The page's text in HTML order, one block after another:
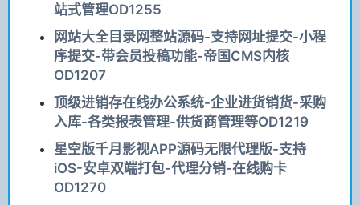
站式管理OD1255
网站大全目录网整站源码-支持网址提交-小程
序提交-带会员投稿功能-帝国CMS内核
OD1207
顶级进销存在线办公系统-企业进货销货-采购
入库-各类报表管理-供货商管理等OD1219
星空版千月影视APP源码无限代理版-支持
iOS-安卓双端打包-代理分销-在线购卡
OD1270